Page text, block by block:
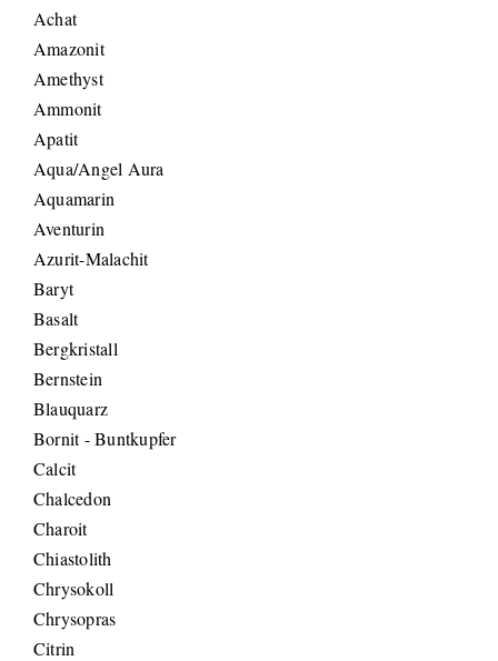
Achat
Amazonit
Amethyst
Ammonit
Apatit
Aqua/Angel Aura
Aquamarin
Aventurin
Azurit-Malachit
Baryt
Basalt
Bergkristall
Bernstein
Blauquarz
Bornit - Buntkupfer
Calcit
Chalcedon
Charoit
Chiastolith
Chrysokoll
Chrysopras
Citrin